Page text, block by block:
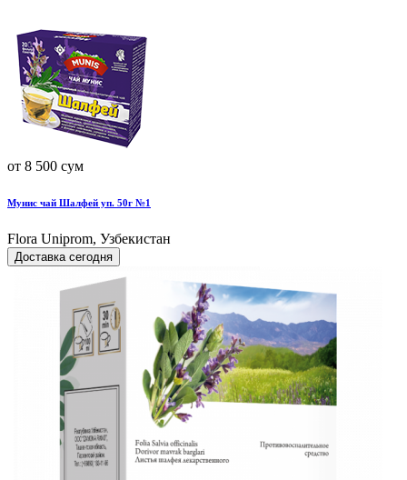
от 8 500 сум
Мунис чай Шалфей уп. 50г №1
Flora Uniprom, Узбекистан
Доставка сегодня